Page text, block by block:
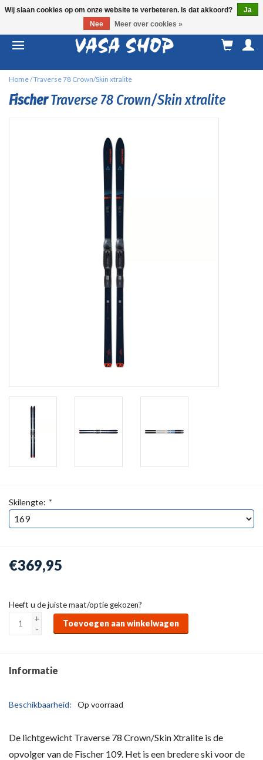
Home/Traverse 78 Crown/Skin xtralite
FischerTraverse 78 Crown/Skin xtralite
Skilengte: *
€369,95
Heeft u de juiste maat/optie gekozen?
+
-
Toevoegen aan winkelwagen
Informatie
Beschikbaarheid: Op voorraad
De lichtgewicht Traverse 78 Crown/Skin Xtralite is de
opvolger van de Fischer 109. Het is een bredere ski voor de
Wij slaan cookies op om onze website te verbeteren. Is dat akkoord?
Ja
Nee
Meer over cookies »